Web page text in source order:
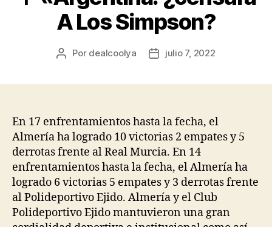
A Los Simpson?
Autor
Por dealcoolya
Fechajulio 7, 2022
En 17 enfrentamientos hasta la fecha, el
Almería ha logrado 10 victorias 2 empates y 5
derrotas frente al Real Murcia. En 14
enfrentamientos hasta la fecha, el Almería ha
logrado 6 victorias 5 empates y 3 derrotas frente
al Polideportivo Ejido. Almería y el Club
Polideportivo Ejido mantuvieron una gran